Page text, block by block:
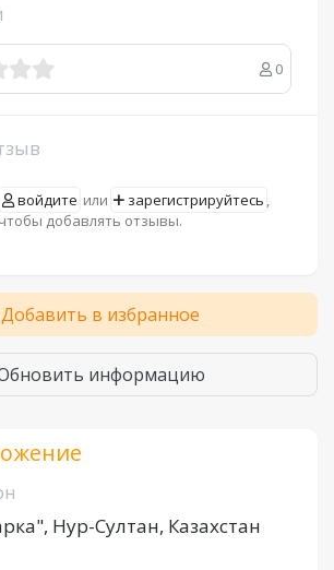
0
войдите или зарегистрируйтесь ,
чтобы добавлять отзывы.
Добавить в избранное
информацию
Нур-Султан, Казахстан